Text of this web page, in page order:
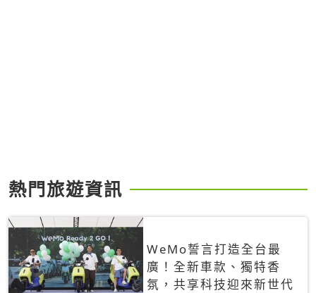
熱門旅遊資訊
WeMo誓言打造全台最
廣！全新車款、獨特香
氛，共享科技迎來新世代